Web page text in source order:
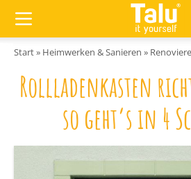
Start» Heimwerken & Sanieren »
Rollladenkasten
so geht’s in 4